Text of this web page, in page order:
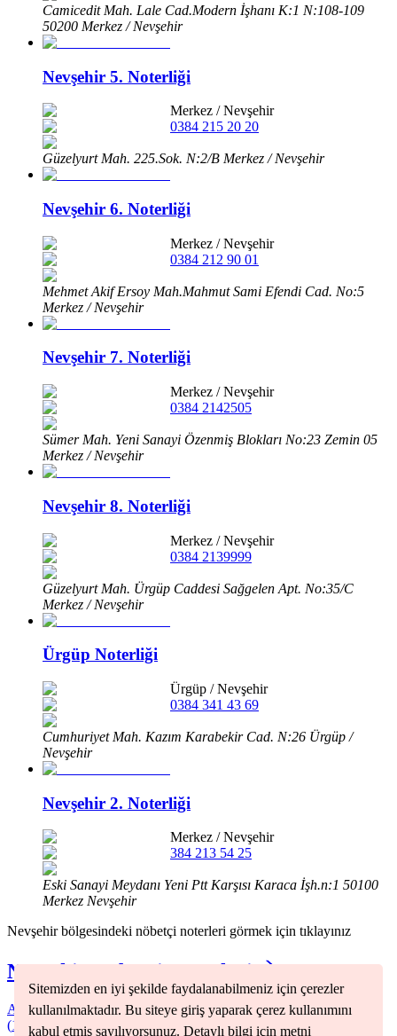
Sitemizden en iyi şekilde faydalanabilmeniz için çerezler
kullanılmaktadır. Bu siteye giriş yaparak çerez kullanımını
kabul etmiş sayılıyorsunuz. Detaylı bilgi için metni
Camicedit Mah. Lale Cad.Modern İşhanı K:1 N:108-109
50200 Merkez / Nevşehir
Nevşehir 5. Noterliği
Merkez /Nevşehir
0384 215 20 20
Güzelyurt Mah. 225.Sok. N:2/B Merkez / Nevşehir
Nevşehir 6. Noterliği
Merkez /Nevşehir
0384 212 90 01
Mehmet Akif Ersoy Mah.Mahmut Sami Efendi Cad. No:5
Merkez / Nevşehir
Nevşehir 7. Noterliği
Merkez /Nevşehir
0384 2142505
Sümer Mah. Yeni Sanayi Özenmiş Blokları No:23 Zemin 05
Merkez / Nevşehir
Nevşehir 8. Noterliği
Merkez /Nevşehir
0384 2139999
Güzelyurt Mah. Ürgüp Caddesi Sağgelen Apt. No:35/C
Merkez / Nevşehir
Ürgüp Noterliği
Ürgüp /Nevşehir
0384 341 43 69
Cumhuriyet Mah. Kazım Karabekir Cad. N:26 Ürgüp /
Nevşehir
Nevşehir 2. Noterliği
Merkez /Nevşehir
384 213 54 25
Eski Sanayi Meydanı Yeni Ptt Karşısı Karaca İşh.n:1 50100
Merkez Nevşehir
Nevşehirbölgesindeki nöbetçi noterleri görmek için tıklayınız
NevşehirNöbetçi Noterleri
Acıgöl(1)Avanos(1 )Derinkuyu(1) Gülşehir (1)Hacıbektaş
(1 Kozaklı ( ) Merkez Ürgüp( )